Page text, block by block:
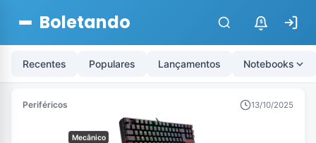
Boletando $
Recentes Populares Lançamentos Notebooks
Periféricos 13/10/2025
Mecânico